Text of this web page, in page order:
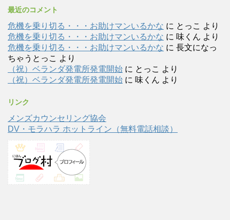
最近のコメント
危機を乗り切る・・・お助けマンいるかな に とっこ より
危機を乗り切る・・・お助けマンいるかな に 味くん より
危機を乗り切る・・・お助けマンいるかな に 長文になっ
ちゃうとっこ より
（祝）ベランダ発電所発電開始 に とっこ より
（祝）ベランダ発電所発電開始 に 味くん より
リンク
メンズカウンセリング協会
DV・モラハラ ホットライン（無料電話相談）